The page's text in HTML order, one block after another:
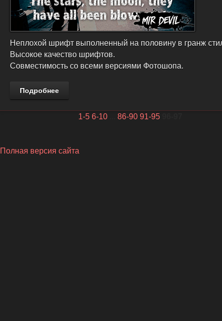
Неплохой шрифт выполненный на половину в гранж
Высокое качество шрифтов.
Совместимость со всеми версиями Фотошопа.
Подробнее
1-5 6-10 86-90 91-95
Полная версия сайта